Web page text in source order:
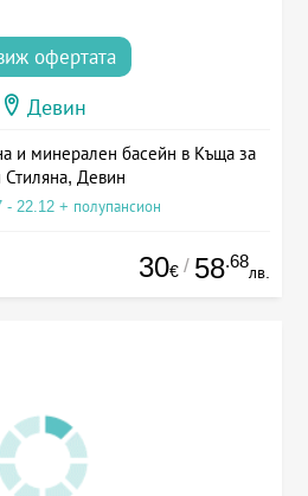
офертата
Девин
и минерален басейн в Къща за
Стиляна, Девин
- 22.12 + полупансион
30€ / 58.68
лв.